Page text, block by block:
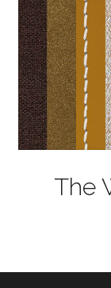
The